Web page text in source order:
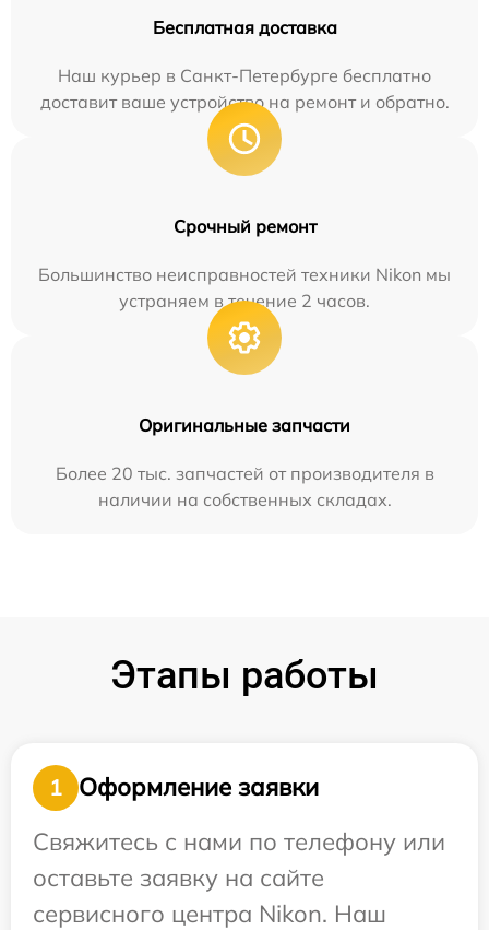
Бесплатная доставка
Наш курьер в Санкт-Петербурге бесплатно
доставит ваше устройство на ремонт и обратно.
Срочный ремонт
Большинство неисправностей техники Nikon мы
устраняем в течение 2 часов.
Оригинальные запчасти
Более 20 тыс. запчастей от производителя в
наличии на собственных складах.
Этапы работы
1
Оформление заявки
Свяжитесь с нами по телефону или
оставьте заявку на сайте
сервисного центра Nikon. Наш